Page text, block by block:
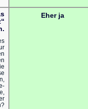
Eher ja